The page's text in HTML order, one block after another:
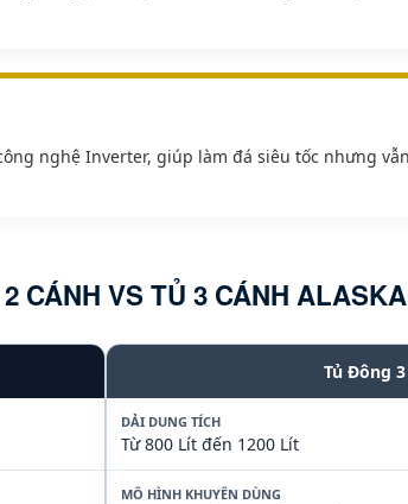
nghệ Inverter, giúp làm đá siêu tốc nhưng
CÁNH VS TỦ 3 CÁNH ALASKA
Tủ Đông
DẢI DUNG TÍCH
Từ 800 Lít đến 1200 Lít
MÔ HÌNH KHUYÊN DÙNG